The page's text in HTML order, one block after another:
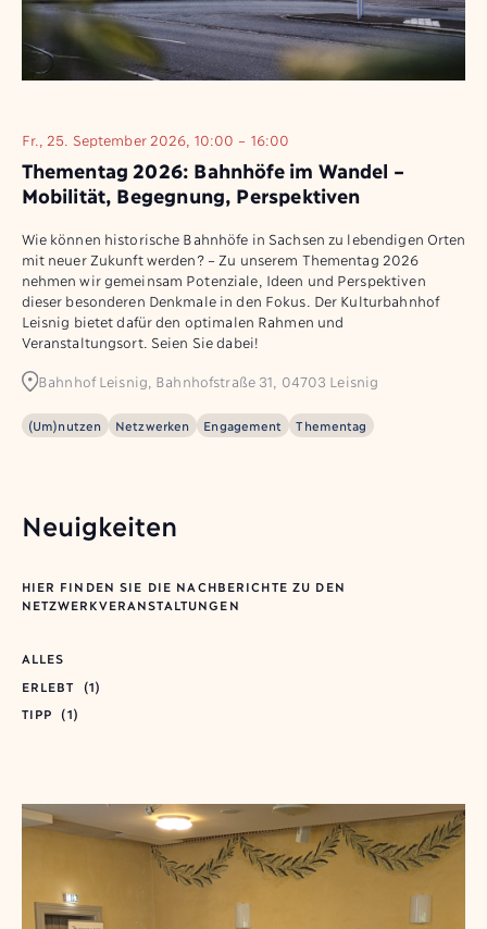
Fr., 25. September 2026, 10:00 – 16:00
Thementag 2026: Bahnhöfe im Wandel –
Mobilität, Begegnung, Perspektiven
Wie können historische Bahnhöfe in Sachsen zu lebendigen Orten
mit neuer Zukunft werden? – Zu unserem Thementag 2026
nehmen wir gemeinsam Potenziale, Ideen und Perspektiven
dieser besonderen Denkmale in den Fokus. Der Kulturbahnhof
Leisnig bietet dafür den optimalen Rahmen und
Veranstaltungsort. Seien Sie dabei!
Bahnhof Leisnig, Bahnhofstraße 31, 04703 Leisnig
(Um)nutzen Netzwerken Engagement Thementag
Neuigkeiten
HIER FINDEN SIE DIE NACHBERICHTE ZU DEN
NETZWERKVERANSTALTUNGEN
ALLES
ERLEBT
(1)
TIPP
(1)